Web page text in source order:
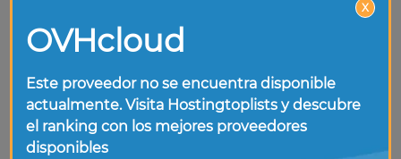
X
OVHcloud
Este proveedor no se encuentra disponible
actualmente. Visita Hostingtoplists y descubre
el ranking con los mejores proveedores
disponibles
Idioma
Horario de
Atención
24/7/365
Chat